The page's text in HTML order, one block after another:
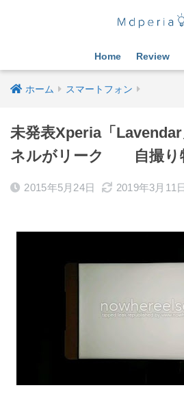
Home Review
ホーム スマートフォン
未発表Xperia「
ネルがリーク 自撮り
2015年5月24日 2019年3月11日